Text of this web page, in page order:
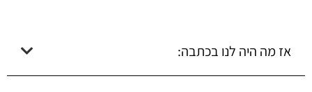
אז מה היה לנו בכתבה: